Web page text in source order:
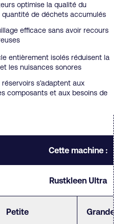
optimise la qualité du
de déchets accumulés
efficace sans avoir recours
entièrement isolés réduisent la
les nuisances sonores
s’adaptent aux
composants et aux besoins de
Cette machine :
Rustkleen Ultra
Petite Grande